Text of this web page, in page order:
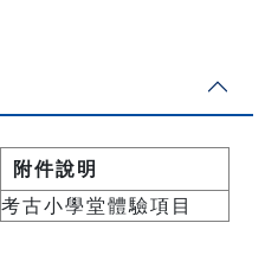
附件說明
考古小學堂體驗項目